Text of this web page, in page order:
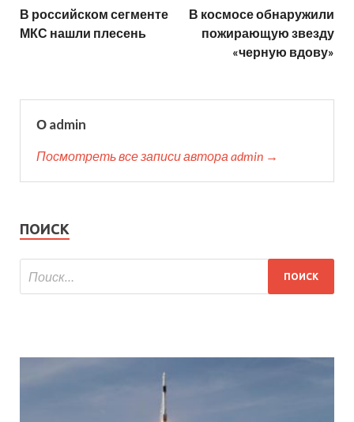
В российском сегменте
МКС нашли плесень
В космосе обнаружили
пожирающую звезду
«черную вдову»
О admin
Посмотреть все записи автора admin →
ПОИСК